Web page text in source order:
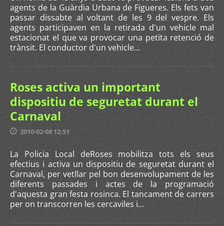
agents de la Guàrdia Urbana de Figueres. Els fets van
passar dissabte al voltant de les 9 del vespre. Els
agents participaven en la retirada d'un vehicle mal
estacionat el que va provocar una petita retenció de
trànsit. El conductor d'un vehicle...
Roses activa un important
dispositiu de seguretat durant el
Carnaval
2010-02-08 12:51
La Policia Local deRoses mobilitza tots els seus
efectius i activa un dispositiu de seguretat durant el
Carnaval, per vetllar pel bon desenvolupament de les
diferents passades i actes de la programació
d'aquesta gran festa rosinca. El tancament de carrers
per on transcorren les cercaviles i...